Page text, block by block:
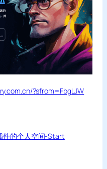
?sfrom=FbgLJW
件的个人空间-Start